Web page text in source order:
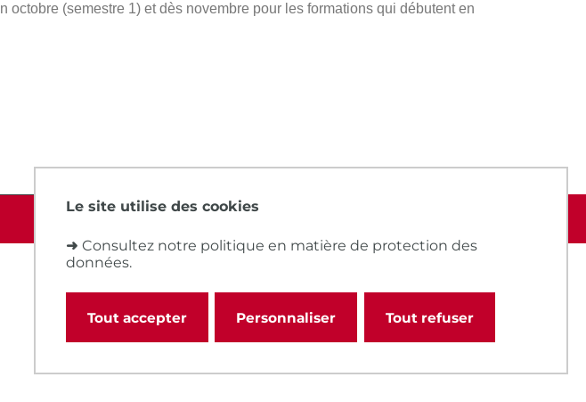
Le site utilise des cookies
➜ Consultez notre politique en matière de protection des
données.
Tout accepter Tout refuser
Personnaliser
(semestre 1) et dès novembre pour les formations qui débutent en